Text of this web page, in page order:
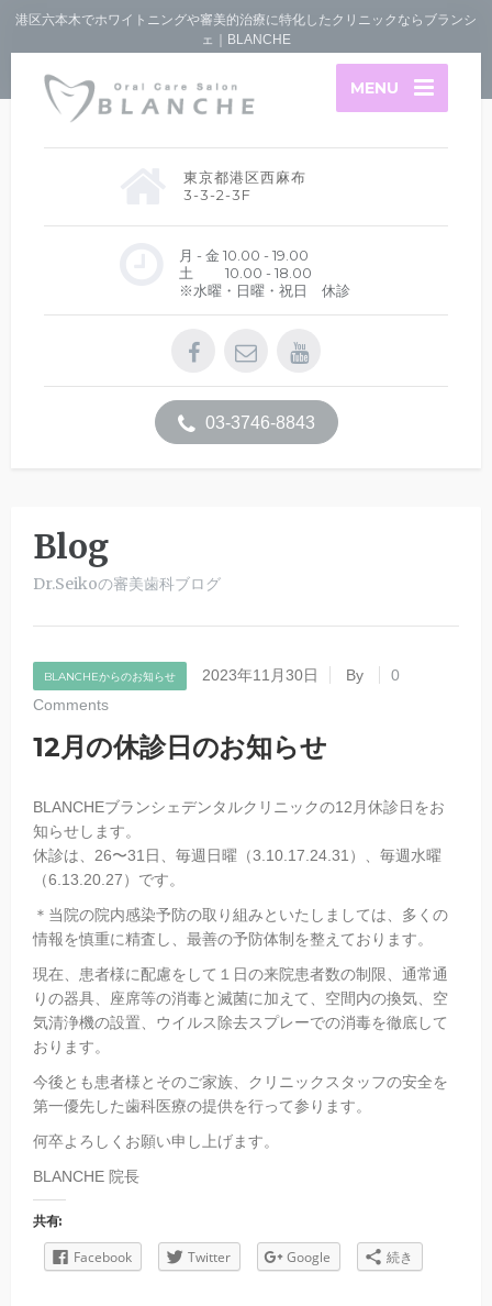
港区六本木でホワイトニングや審美的治療に特化したクリニックならブランシ
ェ｜BLANCHE
MENU
東京都港区西麻布
3-3-2-3F
月 - 金 10.00 - 19.00
土 10.00 - 18.00
※水曜・日曜・祝日 休診
03-3746-8843
Blog
Dr.Seikoの審美歯科ブログ
BLANCHEからのお知らせ 2023年11月30日 By
0
Comments
12月の休診日のお知らせ
BLANCHEブランシェデンタルクリニックの12月休診日をお
知らせします。
休診は、26〜31日、毎週日曜（3.10.17.24.31）、毎週水曜
（6.13.20.27）です。
＊当院の院内感染予防の取り組みといたしましては、多くの
情報を慎重に精査し、最善の予防体制を整えております。
現在、患者様に配慮をして１日の来院患者数の制限、通常通
りの器具、座席等の消毒と滅菌に加えて、空間内の換気、空
気清浄機の設置、ウイルス除去スプレーでの消毒を徹底して
おります。
今後とも患者様とそのご家族、クリニックスタッフの安全を
第一優先した歯科医療の提供を行って参ります。
何卒よろしくお願い申し上げます。
BLANCHE 院長
共有:
Facebook Twitter Google 続き